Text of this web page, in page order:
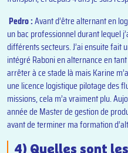
Pedro :Avant d’être alternant en
un bac professionnel durant lequel
différents secteurs. J’ai ensuite fait
intégré Raboni en alternance en
arrêter à ce stade là mais Karine
une licence logistique pilotage des
missions, cela m’a vraiment plu.
année de Master de gestion de
avant de terminer ma formation
4) Quelles sont